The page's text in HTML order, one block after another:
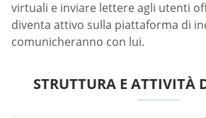
virtuali e inviare lettere agli utenti
diventa attivo sulla piattaforma di
comunicheranno con lui.
STRUTTURA E ATTIVITÀ